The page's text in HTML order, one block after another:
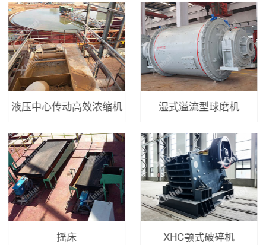
液压中心传动高效浓缩机 湿式溢流型球磨机
摇床 XHC颚式破碎机